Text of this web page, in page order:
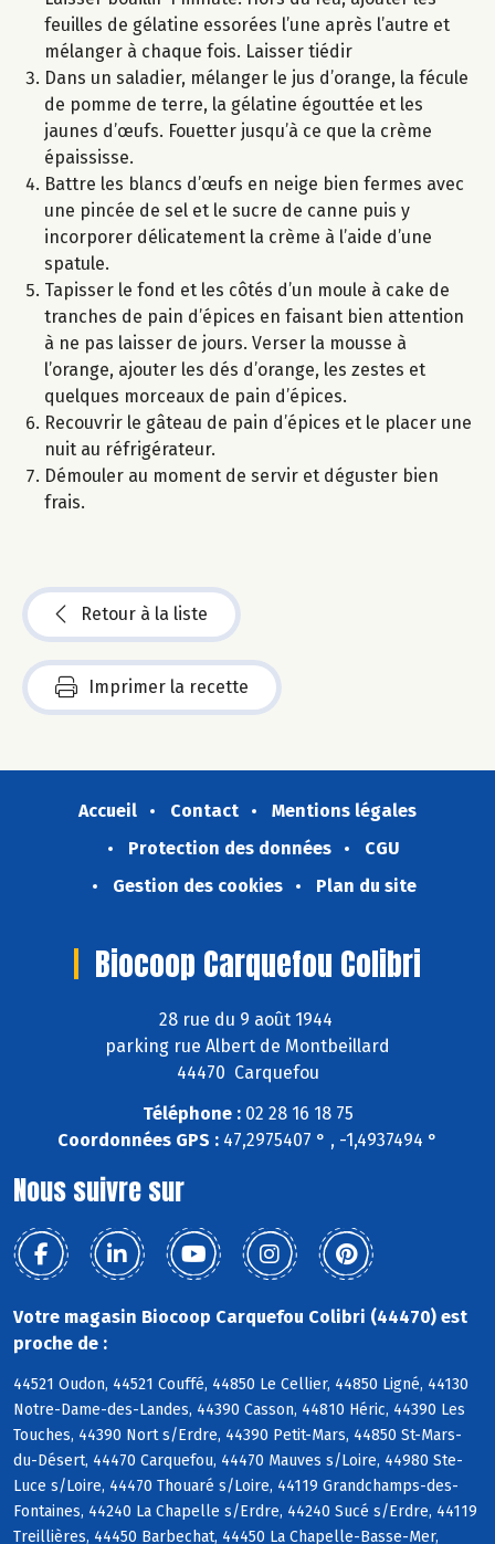
feuilles de gélatine essorées l’une après l’autre et
mélanger à chaque fois. Laisser tiédir
Dans un saladier, mélanger le jus d’orange, la fécule
de pomme de terre, la gélatine égouttée et les
jaunes d’œufs. Fouetter jusqu’à ce que la crème
épaississe.
Battre les blancs d’œufs en neige bien fermes avec
une pincée de sel et le sucre de canne puis y
incorporer délicatement la crème à l’aide d’une
spatule.
Tapisser le fond et les côtés d’un moule à cake de
tranches de pain d’épices en faisant bien attention
à ne pas laisser de jours. Verser la mousse à
l’orange, ajouter les dés d’orange, les zestes et
quelques morceaux de pain d’épices.
Recouvrir le gâteau de pain d’épices et le placer une
nuit au réfrigérateur.
Démouler au moment de servir et déguster bien
frais.
Retour à la liste
Imprimer la recette
Accueil Contact
Mentions légales
Protection des données
CGU
Gestion des cookies
Plan du site
Biocoop Carquefou Colibri
28 rue du 9 août 1944
parking rue Albert de Montbeillard
44470 Carquefou
Téléphone :02 28 16 18 75
Coordonnées GPS : 47,2975407 ° , -1,4937494 °
Nous suivre sur
Votre magasin Biocoop Carquefou Colibri (44470) est
proche de :
44521 Oudon, 44521 Couffé, 44850 Le Cellier, 44850 Ligné, 44130
Notre-Dame-des-Landes, 44390 Casson, 44810 Héric, 44390 Les
Touches, 44390 Nort s/Erdre, 44390 Petit-Mars, 44850 St-Mars-
du-Désert, 44470 Carquefou, 44470 Mauves s/Loire, 44980 Ste-
Luce s/Loire, 44470 Thouaré s/Loire, 44119 Grandchamps-des-
Fontaines, 44240 La Chapelle s/Erdre, 44240 Sucé s/Erdre, 44119
Treillières, 44450 Barbechat, 44450 La Chapelle-Basse-Mer,